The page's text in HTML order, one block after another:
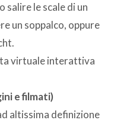
salire le scale di un
un soppalco, oppure
virtuale interattiva
e filmati)
altissima definizione